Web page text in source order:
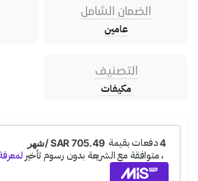
الضمان الشامل
عامين
التصنيف
مكيفات